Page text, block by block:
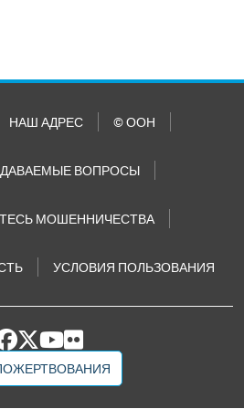
НАШ АДРЕС © ООН
ВОПРОСЫ
МОШЕННИЧЕСТВА
УСЛОВИЯ ПОЛЬЗОВАНИЯ